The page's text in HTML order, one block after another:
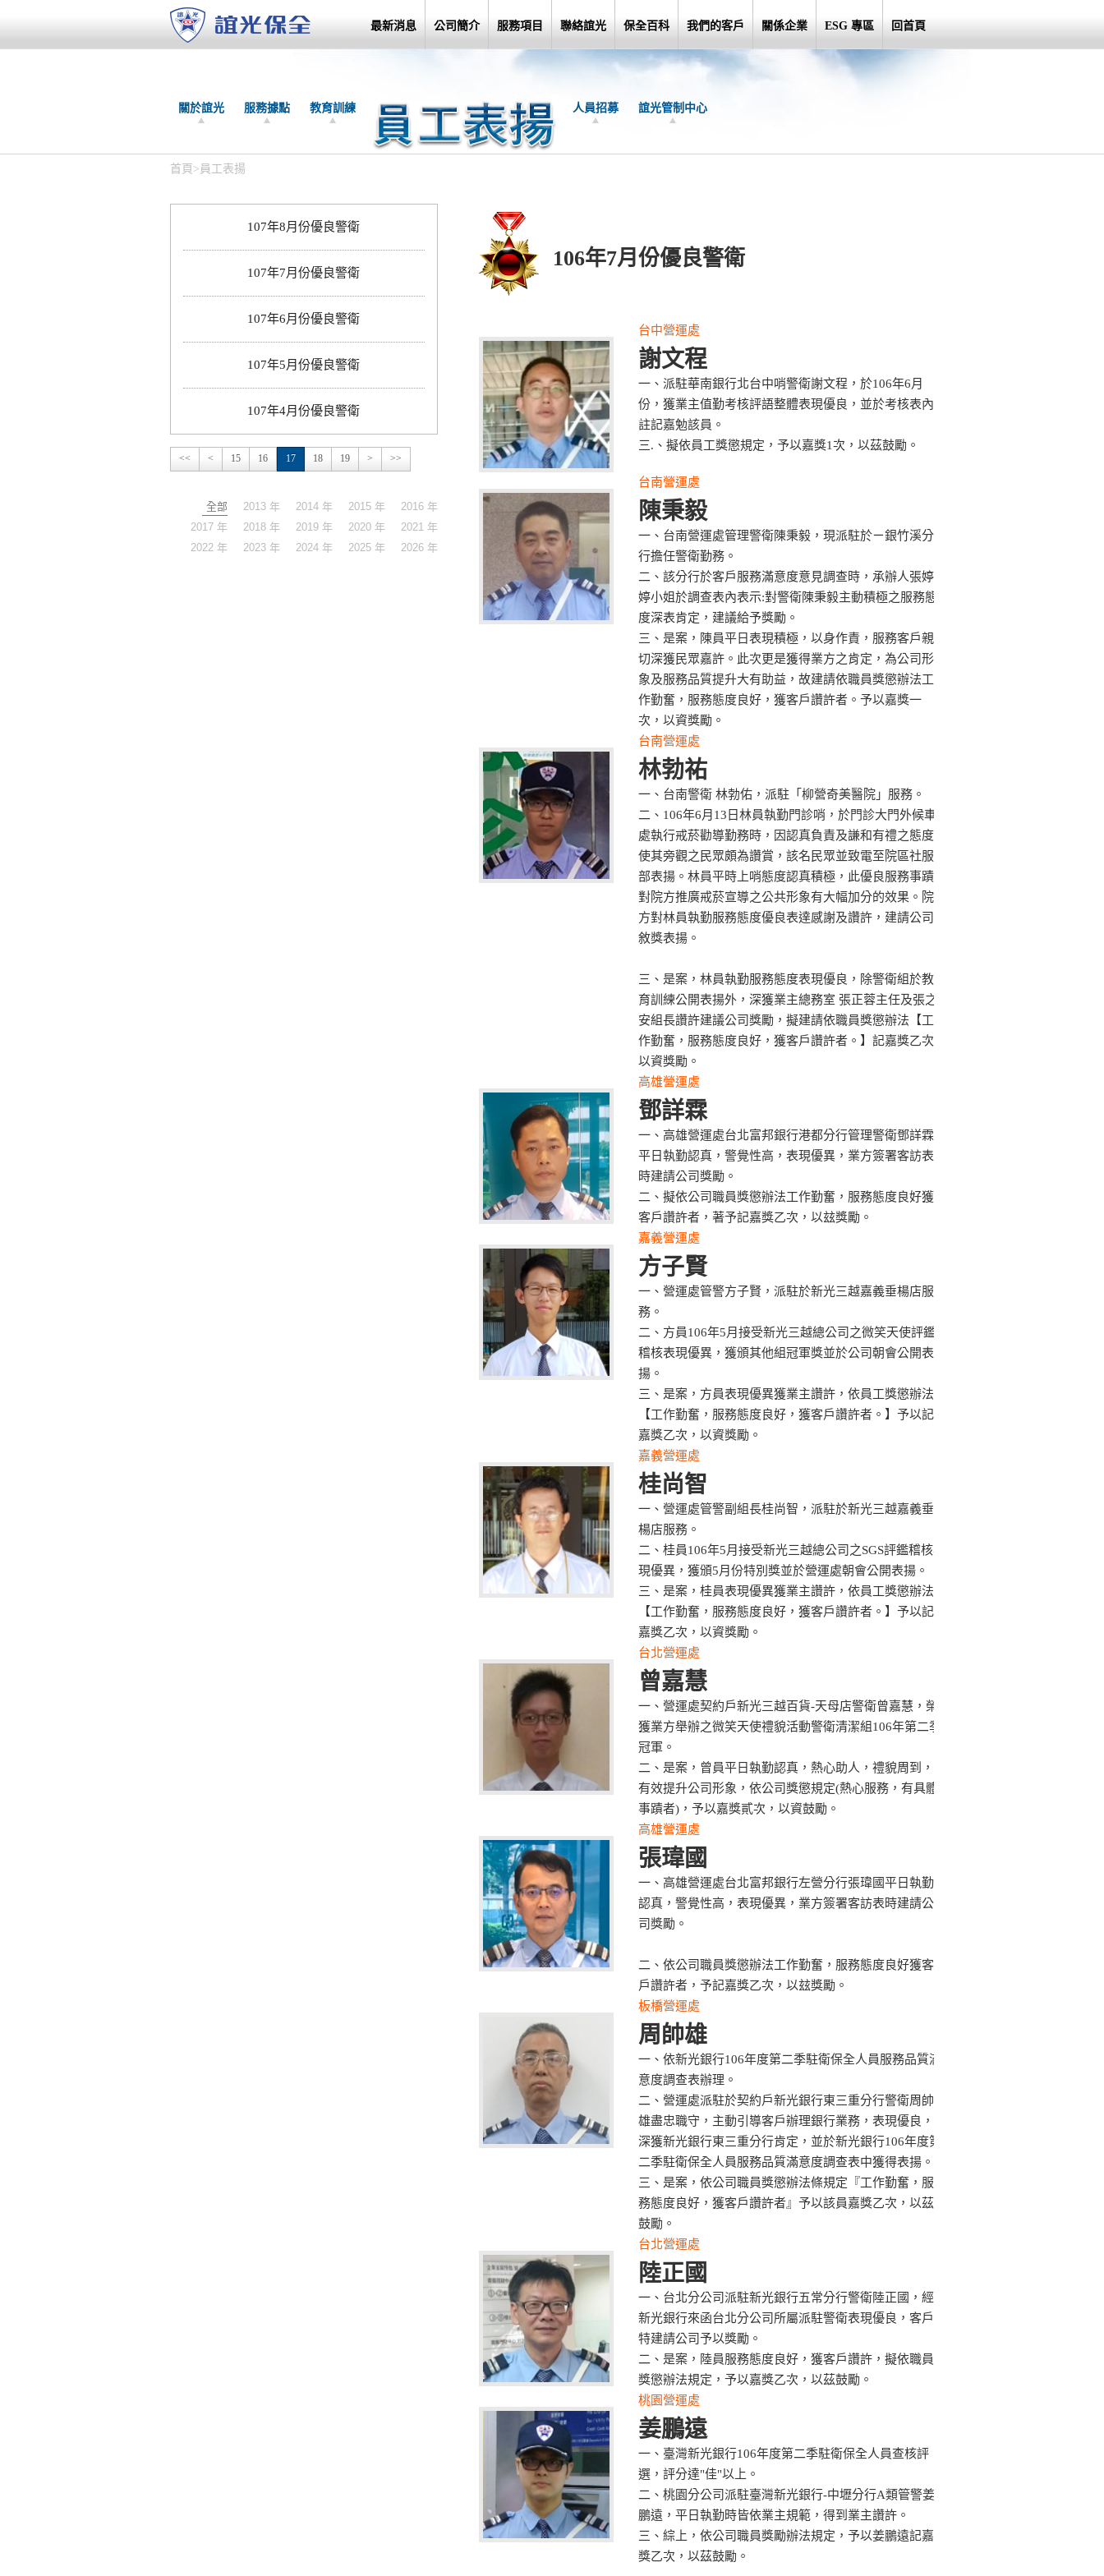
最新消息 公司簡介 服務項目 聯絡誼光 保全百科 我們的客戶 關係企業 ESG 專區 回首頁
關於誼光 服務據點 教育訓練 人員招募 誼光管制中心
首頁 > 員工表揚
107年8月份優良警衛
107年7月份優良警衛
107年6月份優良警衛
107年5月份優良警衛
107年4月份優良警衛
<< < 15 16 17 18 19 > >>
全部 2013 年 2014 年 2015 年
2016 年
2017 年
2018 年 2019 年 2020 年
2021 年
2022 年
2023 年 2024 年 2025 年 2026 年
106年7月份優良警衛
台中營運處
謝文程
一、派駐華南銀行北台中哨警衛謝文程，於106年6月
份，獲業主值勤考核評語整體表現優良，並於考核表內
註記嘉勉該員。
三.、擬依員工獎懲規定，予以嘉獎1次，以茲鼓勵。
台南營運處
陳秉毅
一、台南營運處管理警衛陳秉毅，現派駐於ㄧ銀竹溪分
行擔任警衛勤務。
二、該分行於客戶服務滿意度意見調查時，承辦人張婷
婷小姐於調查表內表示:對警衛陳秉毅主動積極之服務態
度深表肯定，建議給予獎勵。
三、是案，陳員平日表現積極，以身作責，服務客戶親
切深獲民眾嘉許。此次更是獲得業方之肯定，為公司形
象及服務品質提升大有助益，故建請依職員獎懲辦法工
作勤奮，服務態度良好，獲客戶讚許者。予以嘉獎一
次，以資獎勵。
台南營運處
林勃祐
一、台南警衛 林勃佑，派駐「柳營奇美醫院」服務。
二、106年6月13日林員執勤門診哨，於門診大門外候車
處執行戒菸勸導勤務時，因認真負責及謙和有禮之態度
使其旁觀之民眾頗為讚賞，該名民眾並致電至院區社服
部表揚。林員平時上哨態度認真積極，此優良服務事蹟
對院方推廣戒菸宣導之公共形象有大幅加分的效果。院
方對林員執勤服務態度優良表達感謝及讚許，建請公司
敘獎表揚。
三、是案，林員執勤服務態度表現優良，除警衛組於教
育訓練公開表揚外，深獲業主總務室 張正蓉主任及張之
安組長讚許建議公司獎勵，擬建請依職員獎懲辦法【工
作勤奮，服務態度良好，獲客戶讚許者。】記嘉獎乙次
以資獎勵。
高雄營運處
鄧詳霖
一、高雄營運處台北富邦銀行港都分行管理警衛鄧詳霖
平日執勤認真，警覺性高，表現優異，業方簽署客訪表
時建請公司獎勵。
二、擬依公司職員獎懲辦法工作勤奮，服務態度良好獲
客戶讚許者，著予記嘉獎乙次，以玆獎勵。
嘉義營運處
方子賢
一、營運處管警方子賢，派駐於新光三越嘉義垂楊店服
務。
二、方員106年5月接受新光三越總公司之微笑天使評鑑
稽核表現優異，獲頒其他組冠軍獎並於公司朝會公開表
揚。
三、是案，方員表現優異獲業主讚許，依員工獎懲辦法
【工作勤奮，服務態度良好，獲客戶讚許者。】予以記
嘉獎乙次，以資獎勵。
嘉義營運處
桂尚智
一、營運處管警副組長桂尚智，派駐於新光三越嘉義垂
楊店服務。
二、桂員106年5月接受新光三越總公司之SGS評鑑稽核表
現優異，獲頒5月份特別獎並於營運處朝會公開表揚。
三、是案，桂員表現優異獲業主讚許，依員工獎懲辦法
【工作勤奮，服務態度良好，獲客戶讚許者。】予以記
嘉獎乙次，以資獎勵。
台北營運處
曾嘉慧
一、營運處契約戶新光三越百貨-天母店警衛曾嘉慧，榮
獲業方舉辦之微笑天使禮貌活動警衛清潔組106年第二季
冠軍。
二、是案，曾員平日執勤認真，熱心助人，禮貌周到，
有效提升公司形象，依公司獎懲規定(熱心服務，有具體
事蹟者)，予以嘉獎貳次，以資鼓勵。
高雄營運處
張瑋國
一、高雄營運處台北富邦銀行左營分行張瑋國平日執勤
認真，警覺性高，表現優異，業方簽署客訪表時建請公
司獎勵。
二、依公司職員獎懲辦法工作勤奮，服務態度良好獲客
戶讚許者，予記嘉獎乙次，以玆獎勵。
板橋營運處
周帥雄
一、依新光銀行106年度第二季駐衛保全人員服務品質滿
意度調查表辦理。
二、營運處派駐於契約戶新光銀行東三重分行警衛周帥
雄盡忠職守，主動引導客戶辦理銀行業務，表現優良，
深獲新光銀行東三重分行肯定，並於新光銀行106年度第
二季駐衛保全人員服務品質滿意度調查表中獲得表揚。
三、是案，依公司職員獎懲辦法條規定『工作勤奮，服
務態度良好，獲客戶讚許者』予以該員嘉獎乙次，以茲
鼓勵。
台北營運處
陸正國
一、台北分公司派駐新光銀行五常分行警衛陸正國，經
新光銀行來函台北分公司所屬派駐警衛表現優良，客戶
特建請公司予以獎勵。
二、是案，陸員服務態度良好，獲客戶讚許，擬依職員
獎懲辦法規定，予以嘉獎乙次，以茲鼓勵。
桃園營運處
姜鵬遠
一、臺灣新光銀行106年度第二季駐衛保全人員查核評
選，評分達"佳"以上。
二、桃園分公司派駐臺灣新光銀行-中壢分行A類管警姜
鵬遠，平日執勤時皆依業主規範，得到業主讚許。
三、綜上，依公司職員獎勵辦法規定，予以姜鵬遠記嘉
獎乙次，以茲鼓勵。